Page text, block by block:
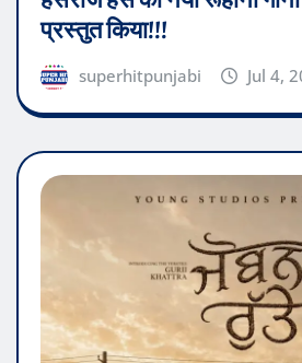
प्रस्तुत किया!!!
superhitpunjabi Jul 4,